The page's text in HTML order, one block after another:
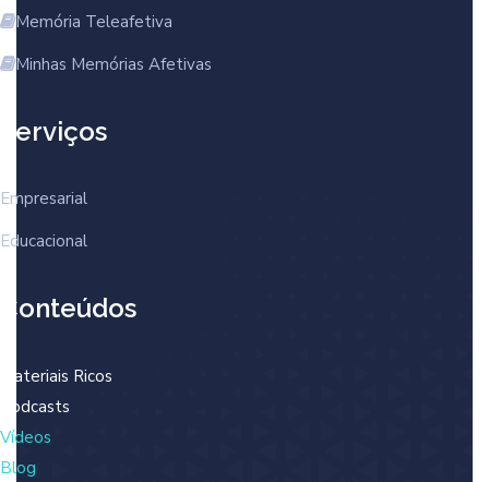
Memória Teleafetiva
Minhas Memórias Afetivas
Serviços
Empresarial
Educacional
Conteúdos
Materiais Ricos
Podcasts
Vídeos
Blog